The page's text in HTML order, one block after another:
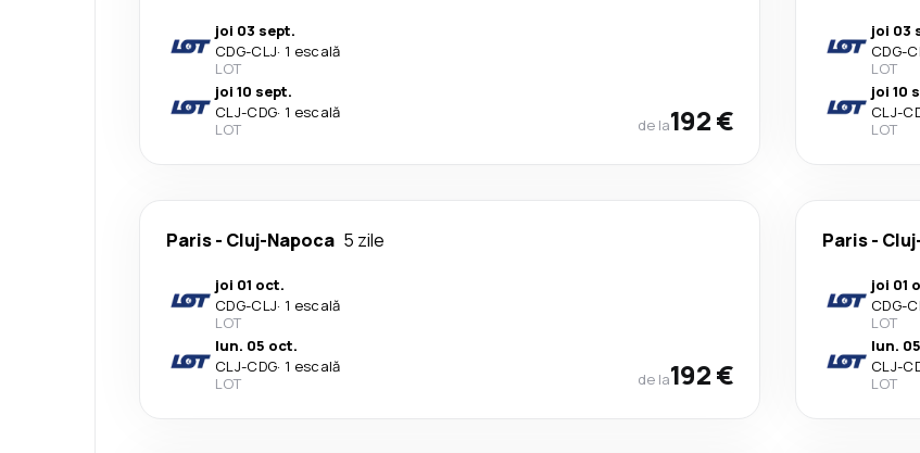
joi 03 sept.
CDG-CLJ· 1 escală
LOT
joi 10 sept.
CLJ-CDG· 1 escală
LOT
de la192 €
joi 03
CDG-
LOT
joi 10
CLJ-
LOT
Paris- Cluj-Napoca 5 zile
joi 01 oct.
CDG-CLJ· 1 escală
LOT
lun. 05 oct.
CLJ-CDG· 1 escală
LOT
de la192 €
Paris-
joi 01
CDG-
LOT
lun.
CLJ-
LOT